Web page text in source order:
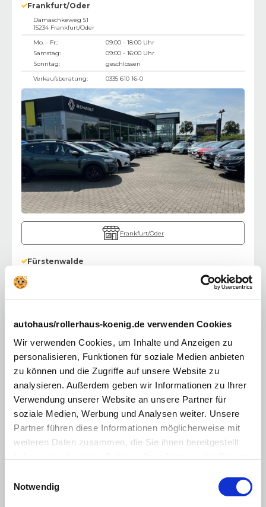
autohaus/rollerhaus-koenig.de verwenden Cookies
Wir verwenden Cookies, um Inhalte und Anzeigen zu
personalisieren, Funktionen für soziale Medien anbieten
zu können und die Zugriffe auf unsere Website zu
analysieren. Außerdem geben wir Informationen zu Ihrer
Verwendung unserer Website an unsere Partner für
soziale Medien, Werbung und Analysen weiter. Unsere
Partner führen diese Informationen möglicherweise mit
weiteren Daten zusammen, die Sie ihnen bereitgestellt
Cookies, wenn Sie unsere Webseite weiterhin nutzen.
Notwendig
Frankfurt/Oder
Damaschkeweg 51
15234 Frankfurt/Oder
Mo. - Fr.:
09:00 - 18:00 Uhr
Samstag:
09:00 - 16:00 Uhr
Sonntag:
geschlossen
Verkaufsberatung:
0335 610 16-0
Frankfurt/Oder
Fürstenwalde
Mo. - Fr.:
09:00 - 18:30 Uhr
Sonntag:
geschlossen